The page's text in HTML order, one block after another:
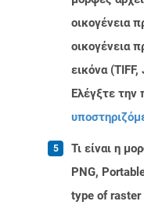
οικογένεια
οικογένεια
εικόνα
Ελέγξτε την
Τι είναι η
PNG,
type of